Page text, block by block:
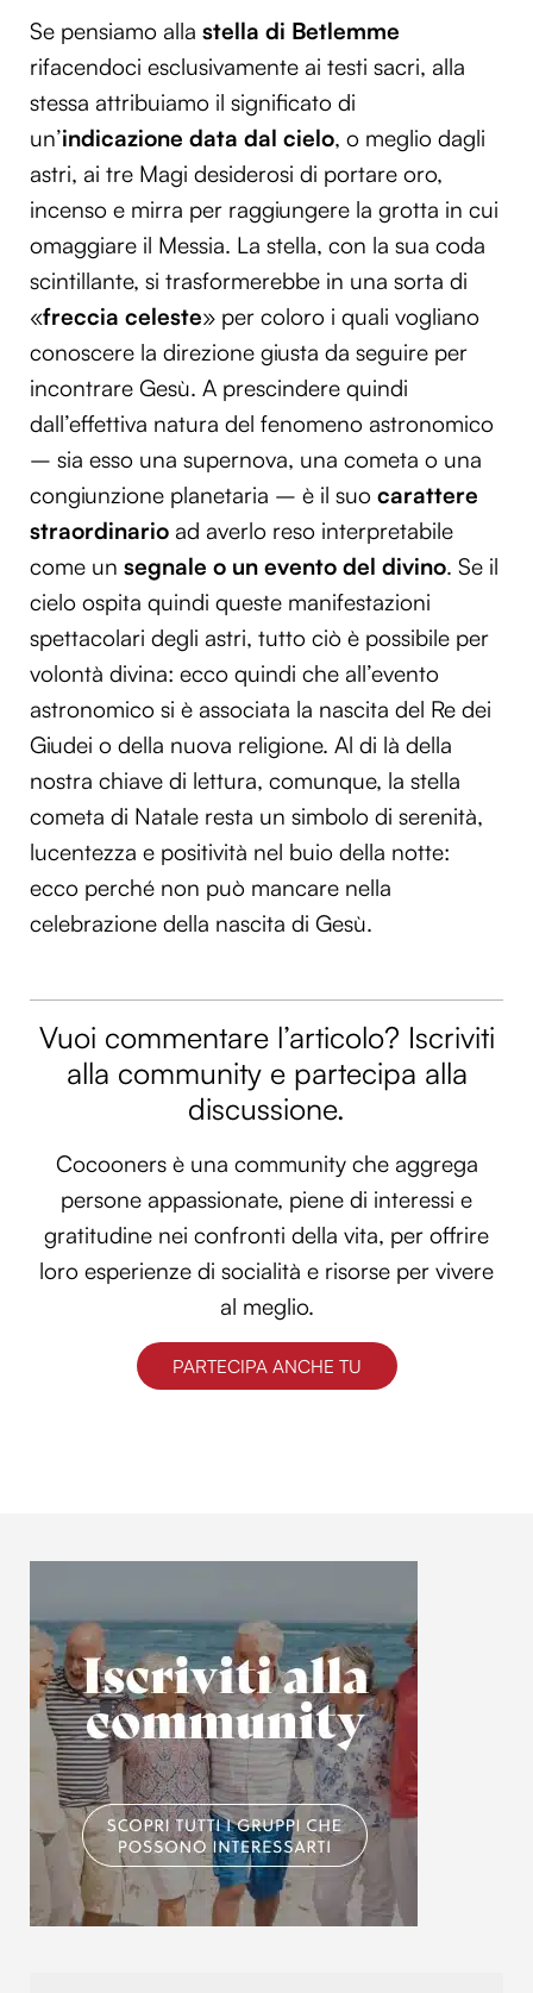
Se pensiamo alla stella di Betlemme
rifacendoci esclusivamente ai testi sacri, alla
stessa attribuiamo il significato di
un’indicazione data dal cielo, o meglio dagli
astri, ai tre Magi desiderosi di portare oro,
incenso e mirra per raggiungere la grotta in cui
omaggiare il Messia. La stella, con la sua coda
scintillante, si trasformerebbe in una sorta di
«freccia celeste» per coloro i quali vogliano
conoscere la direzione giusta da seguire per
incontrare Gesù. A prescindere quindi
dall’effettiva natura del fenomeno astronomico
– sia esso una supernova, una cometa o una
congiunzione planetaria – è il suo carattere
straordinario ad averlo reso interpretabile
come un segnale o un evento del divino. Se il
cielo ospita quindi queste manifestazioni
spettacolari degli astri, tutto ciò è possibile per
volontà divina: ecco quindi che all’evento
astronomico si è associata la nascita del Re dei
Giudei o della nuova religione. Al di là della
nostra chiave di lettura, comunque, la stella
cometa di Natale resta un simbolo di serenità,
lucentezza e positività nel buio della notte:
ecco perché non può mancare nella
celebrazione della nascita di Gesù.
Vuoi commentare l’articolo? Iscriviti
alla community e partecipa alla
discussione.
Cocooners è una community che aggrega
persone appassionate, piene di interessi e
gratitudine nei confronti della vita, per offrire
loro esperienze di socialità e risorse per vivere
al meglio.
PARTECIPA ANCHE TU